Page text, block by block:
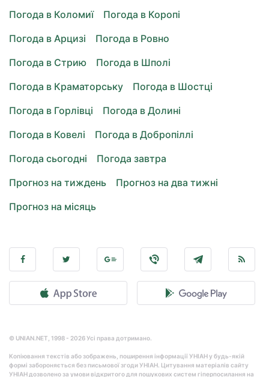
Погода в Коломиї
Погода в Коропі
Погода в Арцизі
Погода в Ровно
Погода в Стрию
Погода в Шполі
Погода в Краматорську
Погода в Шостці
Погода в Горлівці
Погода в Долині
Погода в Ковелі
Погода в Добропіллі
Погода сьогодні
Погода завтра
Прогноз на тиждень
Прогноз на два тижні
Прогноз на місяць
© UNIAN.NET, 1998 - 2026 Усі права дотримано.
Копіювання текстів або зображень, поширення інформації УНІАН у будь-якій
формі забороняється без письмової згоди УНІАН. Цитування матеріалів сайту
УНІАН дозволено за умови відкритого для пошукових систем гіперпосилання на